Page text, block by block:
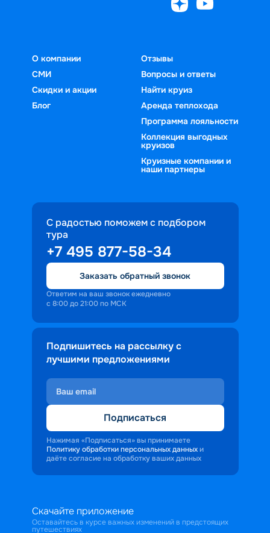
О компании
СМИ
Скидки и акции
Блог
Отзывы
Вопросы и ответы
Найти круиз
Аренда теплохода
Программа лояльности
Коллекция выгодных
круизов
Круизные компании и
наши партнеры
С радостью поможем с подбором
тура
+7 495 877-58-34
Заказать обратный звонок
Ответим на ваш звонок ежедневно
с 8:00 до 21:00 по МСК
Подпишитесь на рассылку с
лучшими предложениями
Подписаться
Нажимая «Подписаться» вы принимаете
Политику обработки персональных данных и
даёте согласие на обработку ваших данных
Скачайте приложение
Оставайтесь в курсе важных изменений в предстоящих
путешествиях